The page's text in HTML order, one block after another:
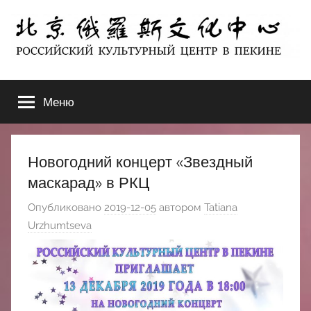
содержимому
北
京
俄
罗
斯
文
化
ЦЕНТР
В
ПЕКИНЕ
Меню
Новогодний концерт «Звездный
маскарад» в РКЦ
Опубликовано 2019-12-05 автором Tatiana
Urzhumtseva